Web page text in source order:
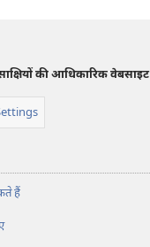
की आधिकारिक वेबसाइट
हैं